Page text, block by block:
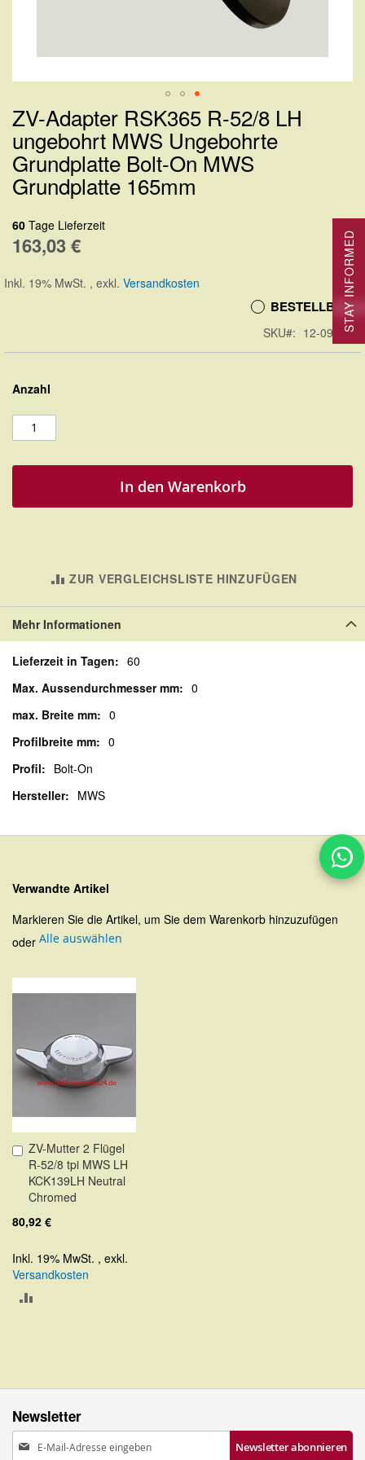
Zum
Anfang
der
Bildergalerie
ZV-Adapter RSK365 R-52/8 LH
ungebohrt MWS Ungebohrte
Grundplatte Bolt-On MWS
Grundplatte 165mm
60 Tage Lieferzeit
163,03 €
Inkl. 19% MwSt. , exkl. Versandkosten
BESTELLBAR
SKU 12-09260
Anzahl
In den Warenkorb
ZUR VERGLEICHSLISTE HINZUFÜGEN
Mehr Informationen
Mehr
Informationen
60
0
0
0
Bolt-On
MWS
Verwandte Artikel
Markieren Sie die Artikel, um Sie dem Warenkorb hinzuzufügen
oder Alle auswählen
ZV-Mutter 2 Flügel
R-52/8 tpi MWS LH
KCK139LH Neutral
Chromed
80,92 €
Inkl. 19% MwSt. , exkl.
Versandkosten
In
den
Warenkorb
Newsletter
Anmeldung
Newsletter abonnieren
STAY INFORMED